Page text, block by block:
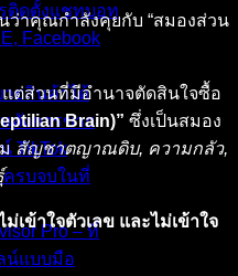
ติดตั้งแชทบอท
Facebook
ายสินค้าได้
ลังการขาย
TikTok
ครบจบในที่
Pro – ที่
น์แบบมือ
าคุณกำลังคุยกับ “สมองส่วน
ต่ส่วนที่มีอำนาจตัดสินใจซื้อ
Brain)” ซึ่งเป็นสมอง
สัญชาตญาณดิบ, ความกลัว,
ม่เข้าใจตัวเลข และไม่เข้าใจ